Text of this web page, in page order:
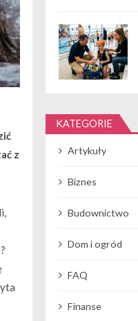
z
KATEGORIE
Artykuły
Biznes
Budownictwo
Dom i ogród
FAQ
Finanse